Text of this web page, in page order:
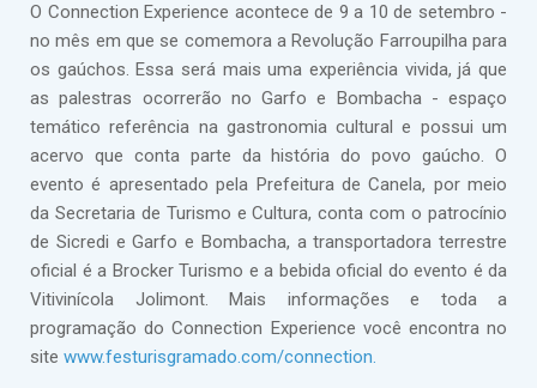
O Connection Experience acontece de 9 a 10 de setembro -
no mês em que se comemora a Revolução Farroupilha para
os gaúchos. Essa será mais uma experiência vivida, já que
as palestras ocorrerão no Garfo e Bombacha - espaço
temático referência na gastronomia cultural e possui um
acervo que conta parte da história do povo gaúcho. O
evento é apresentado pela Prefeitura de Canela, por meio
da Secretaria de Turismo e Cultura, conta com o patrocínio
de Sicredi e Garfo e Bombacha, a transportadora terrestre
oficial é a Brocker Turismo e a bebida oficial do evento é da
Vitivinícola Jolimont. Mais informações e toda a
programação do Connection Experience você encontra no
site www.festurisgramado.com/connection.